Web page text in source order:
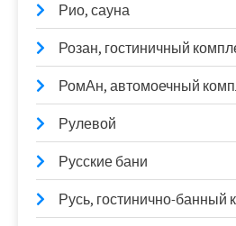
Рио, сауна
Розан, гостиничный
РомАн, автомоечный
Рулевой
Русские бани
Русь, гостинично-банный